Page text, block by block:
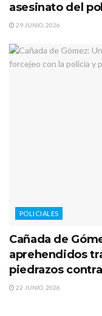
asesinato del
29 JUNIO, 2026
POLICIALES
Cañada de
aprehendidos
piedrazos
22 JUNIO, 2026